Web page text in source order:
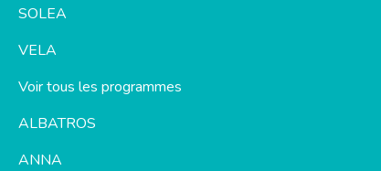
SOLEA
VELA
Voir tous les programmes
ALBATROS
ANNA